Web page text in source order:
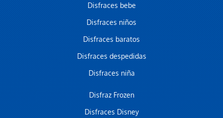
Disfraces bebe
Disfraces niños
Disfraces baratos
Disfraces despedidas
Disfraces niña
Disfraz Frozen
Disfraces Disney